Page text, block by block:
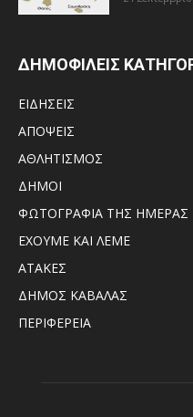
ΔΗΜΟΦΙΛΕΙΣ
ΕΙΔΗΣΕΙΣ
ΑΠΟΨΕΙΣ
ΑΘΛΗΤΙΣΜΟΣ
ΔΗΜΟΙ
ΦΩΤΟΓΡΑΦΙΑ ΤΗΣ ΗΜΕΡΑΣ
ΕΧΟΥΜΕ ΚΑΙ ΛΕΜΕ
ΑΤΑΚΕΣ
ΔΗΜΟΣ ΚΑΒΑΛΑΣ
ΠΕΡΙΦΕΡΕΙΑ